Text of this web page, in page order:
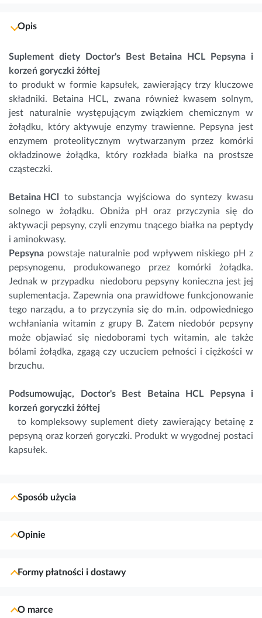
Opis
Suplement diety Doctor's Best Betaina HCL Pepsyna i
korzeń goryczki żółtej
to produkt w formie kapsułek, zawierający trzy kluczowe
składniki. Betaina HCL, zwana również kwasem solnym,
jest naturalnie występującym związkiem chemicznym w
żołądku, który aktywuje enzymy trawienne. Pepsyna jest
enzymem proteolitycznym wytwarzanym przez komórki
okładzinowe żołądka, który rozkłada
białka na prostsze
cząsteczki.
Betaina HCl
to substancja wyjściowa do syntezy kwasu
solnego w żołądku. Obniża pH oraz przyczynia się do
aktywacji pepsyny, czyli enzymu tnącego białka na peptydy
i aminokwasy.
Pepsyna powstaje naturalnie pod wpływem niskiego pH z
pepsynogenu, produkowanego przez komórki żołądka.
Jednak w przypadku niedoboru pepsyny konieczna jest jej
suplementacja. Zapewnia ona prawidłowe funkcjonowanie
tego narządu, a to przyczynia się do m.in. odpowiedniego
wchłaniania witamin z grupy B. Zatem niedobór pepsyny
może objawiać się niedoborami tych witamin, ale także
bólami żołądka, zgagą czy uczuciem pełności i ciężkości w
brzuchu.
Podsumowując, Doctor's Best Betaina HCL Pepsyna i
korzeń goryczki żółtej
to kompleksowy suplement diety zawierający betainę z
pepsyną oraz korzeń goryczki. Produkt w wygodnej postaci
kapsułek.
Sposób użycia
Opinie
Formy płatności i dostawy
O marce